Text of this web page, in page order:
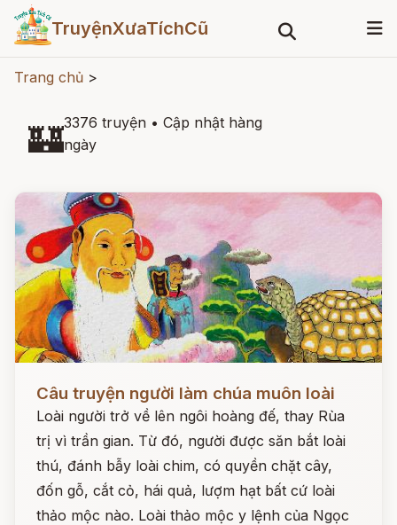
TruyệnXưaTíchCũ
Trang chủ >
🏰3376 truyện • Cập nhật hàng
ngày
Câu truyện người làm chúa muôn loài
Loài người trở về lên ngôi hoàng đế, thay Rùa
trị vì trần gian. Từ đó, người được săn bắt loài
thú, đánh bẫy loài chim, có quyền chặt cây,
đốn gỗ, cắt cỏ, hái quả, lượm hạt bất cứ loài
thảo mộc nào. Loài thảo mộc y lệnh của Ngọc